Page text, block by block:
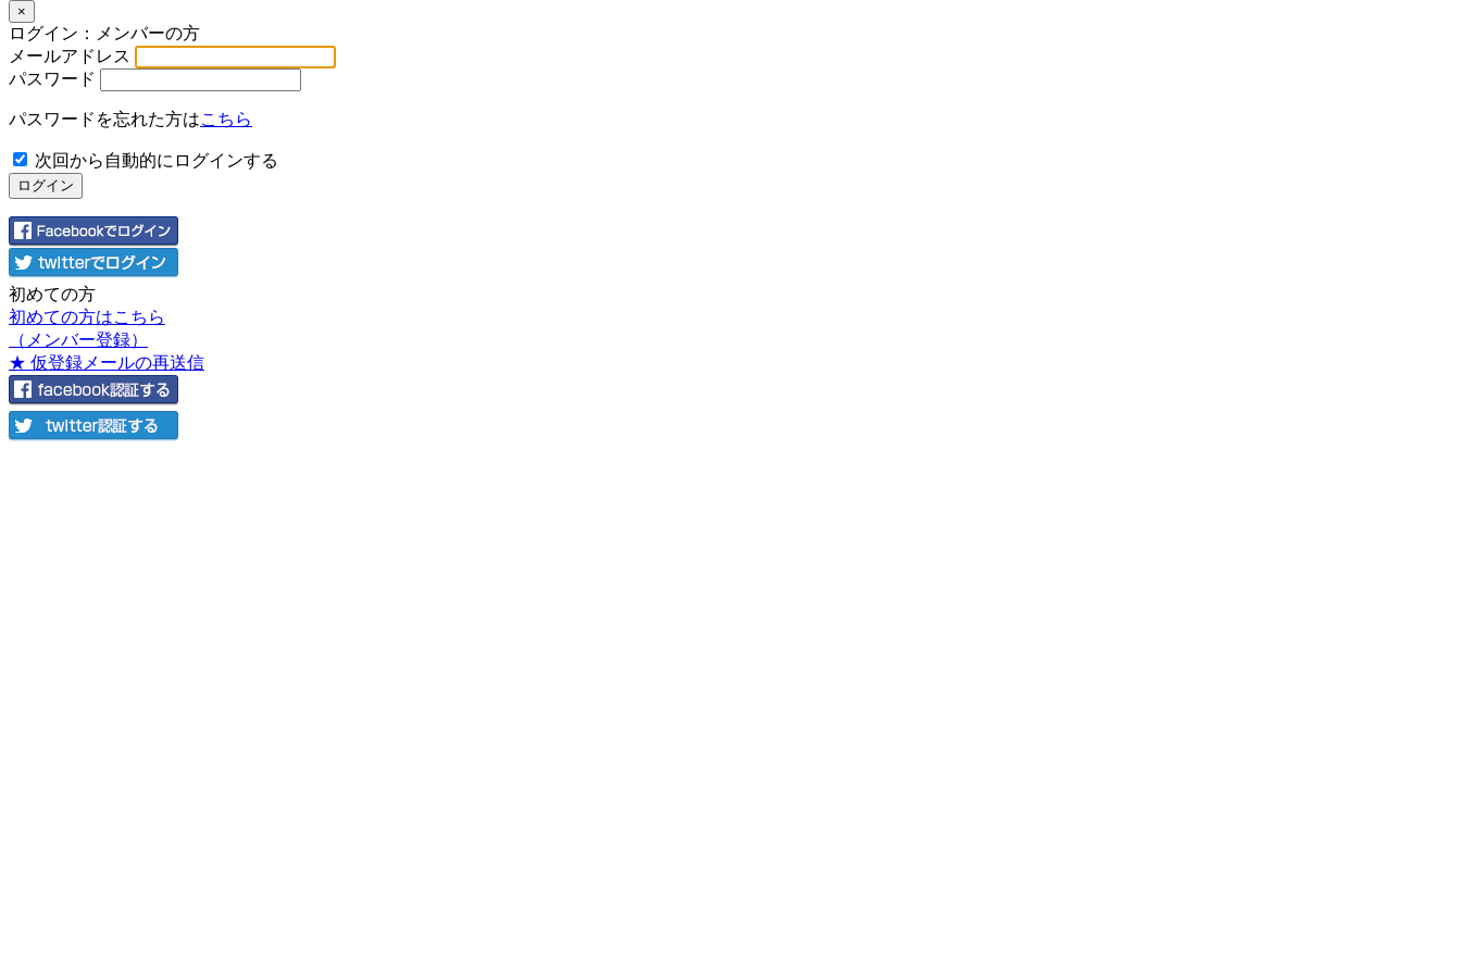
×
ログイン：メンバーの方
メールアドレス
パスワード
パスワードを忘れた方はこちら
次回から自動的にログインする
初めての方
初めての方はこちら
（メンバー登録）
★ 仮登録メールの再送信